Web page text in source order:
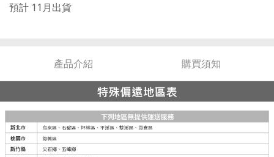
預計 11月出貨
產品介紹 購買須知